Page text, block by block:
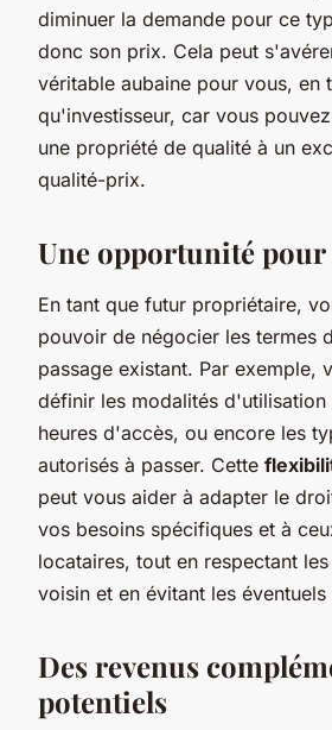
diminuer la demande pour ce
donc son prix. Cela peut
véritable aubaine pour vous, en
qu'investisseur, car vous
une propriété de qualité à un
qualité-prix.
Une opportunité pour
En tant que futur propriétaire,
pouvoir de négocier les termes
passage existant. Par exemple,
définir les modalités d'utilisation
heures d'accès, ou encore les
autorisés à passer. Cette
peut vous aider à adapter le
vos besoins spécifiques et à
locataires, tout en respectant
voisin et en évitant les
Des revenus
potentiels